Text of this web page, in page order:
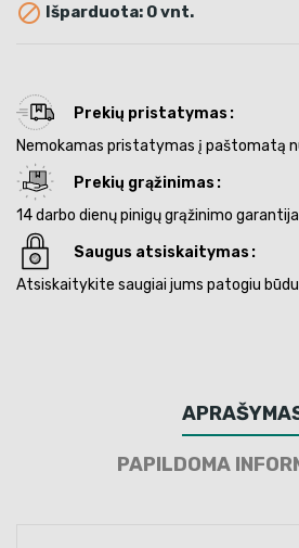
 Išparduota: 0 vnt.
Prekių pristatymas
Nemokamas pristatymas į paštomatą
Prekių grąžinimas
14 darbo dienų pinigų grąžinimo garantija
Saugus atsiskaitymas
Atsiskaitykite saugiai jums patogiu būdu
PAPILDOMA